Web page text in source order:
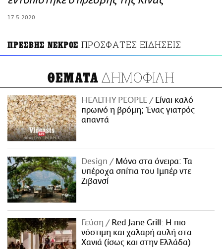
17.5.2020
ΠΡΕΣΒΗΣ ΝΕΚΡΟΣ ΠΡΟΣΦΑΤΕΣ ΕΙΔΗΣΕΙΣ
ΘΕΜΑΤΑ ΔΗΜΟΦΙΛΗ
HEALTHY PEOPLE
Είναι καλό
πρωινό η βρόμη; Ένας γιατρός
απαντά
Design
Μόνο στα όνειρα: Τα
υπέροχα σπίτια του Ιμπέρ ντε
Ζιβανσί
Γεύση
Red Jane Grill: Η πιο
νόστιμη και χαλαρή αυλή στα
Χανιά (ίσως και στην Ελλάδα)